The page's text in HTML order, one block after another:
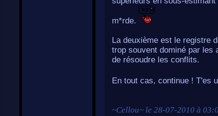
m*rde.
La deuxième est le registre
trop souvent dominé par les
de résoudre les conflits.
En tout cas, continue ! T'es
~Cellou~ le 28-07-2010 à